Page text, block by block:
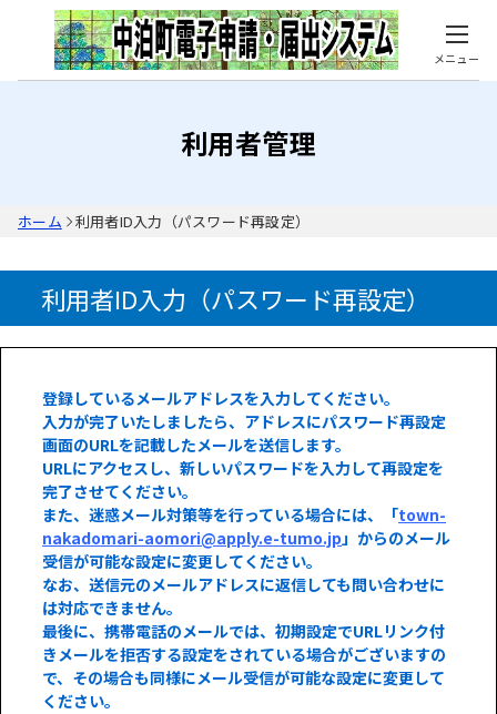
メニュー
利用者管理
ホーム 利用者ID入力（パスワード再設定）
利用者ID入力（パスワード再設定）
登録しているメールアドレスを入力してください。
入力が完了いたしましたら、アドレスにパスワード再設定
画面のURLを記載したメールを送信します。
URLにアクセスし、新しいパスワードを入力して再設定を
完了させてください。
また、迷惑メール対策等を行っている場合には、「town-
nakadomari-aomori@apply.e-tumo.jp」からのメール
受信が可能な設定に変更してください。
なお、送信元のメールアドレスに返信しても問い合わせに
は対応できません。
最後に、携帯電話のメールでは、初期設定でURLリンク付
きメールを拒否する設定をされている場合がございますの
で、その場合も同様にメール受信が可能な設定に変更して
ください。